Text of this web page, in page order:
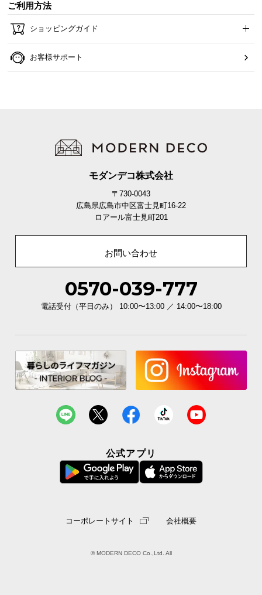
ご利用方法
ショッピングガイド
お客様サポート
モダンデコ株式会社
〒730-0043
広島県広島市中区富士見町16-22
ロアール富士見町201
お問い合わせ
0570-039-777
電話受付（平日のみ） 10:00〜13:00 ／ 14:00〜18:00
公式アプリ
コーポレートサイト 会社概要
© MODERN DECO Co.,Ltd. All